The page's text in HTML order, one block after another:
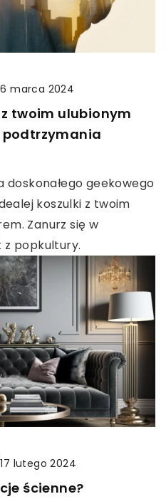
6 marca 2024
twoim ulubionym
geekowego
koszulki z twoim
Zanurz się w
z popkultury.
17 lutego 2024
ścienne?